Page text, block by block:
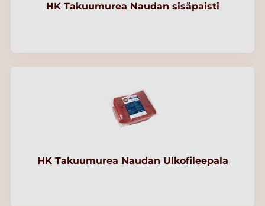
HK Takuumurea Naudan sisäpaisti
HK Takuumurea Naudan Ulkofileepala